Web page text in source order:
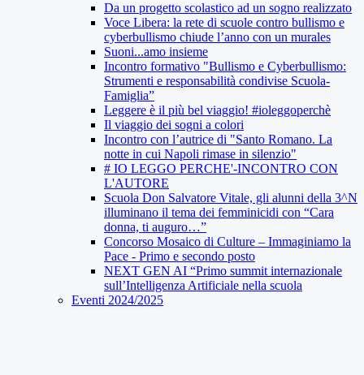
Da un progetto scolastico ad un sogno realizzato
Voce Libera: la rete di scuole contro bullismo e
cyberbullismo chiude l’anno con un murales
Suoni...amo insieme
Incontro formativo "Bullismo e Cyberbullismo:
Strumenti e responsabilità condivise Scuola-
Famiglia”
Leggere è il più bel viaggio! #ioleggoperchè
Il viaggio dei sogni a colori
Incontro con l’autrice di "Santo Romano. La
notte in cui Napoli rimase in silenzio"
# IO LEGGO PERCHE'-INCONTRO CON
L'AUTORE
Scuola Don Salvatore Vitale, gli alunni della 3^N
illuminano il tema dei femminicidi con “Cara
donna, ti auguro…”
Concorso Mosaico di Culture – Immaginiamo la
Pace - Primo e secondo posto
NEXT GEN AI “Primo summit internazionale
sull’Intelligenza Artificiale nella scuola
Eventi 2024/2025